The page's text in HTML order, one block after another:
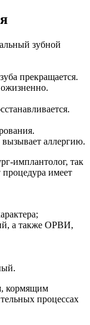
зубной
прекращается.
аллергию.
имплантолог, так
процедура имеет
а также ОРВИ,
кормящим
процессах